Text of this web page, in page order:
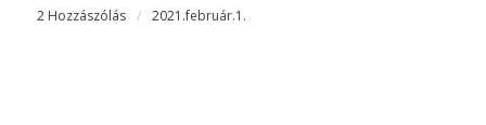
2 Hozzászólás / 2021.február.1.